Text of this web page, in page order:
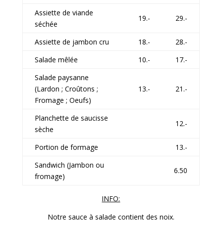
Assiette de viande
séchée
19.- 29.-
Assiette de jambon cru 18.-
28.-
Salade mêlée
10.-
17.-
Salade paysanne
(Lardon ; Croûtons ;
Fromage ; Oeufs)
13.- 21.-
Planchette de saucisse
sèche
12.-
Portion de formage
13.-
Sandwich (Jambon ou
fromage)
6.50
INFO:
Notre sauce à salade contient des noix.